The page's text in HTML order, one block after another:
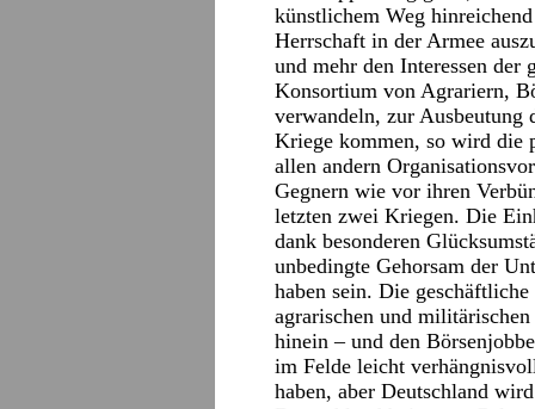
künstlichem Weg
Herrschaft in der Armee
und mehr den Interessen der
Konsortium von Agrariern,
verwandeln, zur Ausbeutung
Kriege kommen, so wird die
allen andern
Gegnern wie vor ihren
letzten zwei Kriegen. Die
dank besonderen
unbedingte Gehorsam der
haben sein. Die
agrarischen und
hinein – und den
im Felde leicht
haben, aber Deutschland